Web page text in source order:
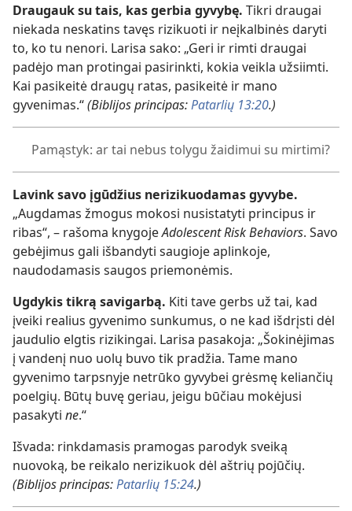
Draugauk su tais, kas gerbia gyvybę. Tikri draugai
niekada neskatins tavęs rizikuoti ir neįkalbinės daryti
to, ko tu nenori. Larisa sako: „Geri ir rimti draugai
padėjo man protingai pasirinkti, kokia veikla užsiimti.
Kai pasikeitė draugų ratas, pasikeitė ir mano
gyvenimas.“(Biblijos principas:Patarlių 13:20.)
Pamąstyk: ar tai nebus tolygu žaidimui su mirtimi?
Lavink savo įgūdžius nerizikuodamas gyvybe.
„Augdamas žmogus mokosi nusistatyti principus ir
ribas“, – rašoma knygojeAdolescent Risk Behaviors. Savo
gebėjimus gali išbandyti saugioje aplinkoje,
naudodamasis saugos priemonėmis.
Ugdykis tikrą savigarbą. Kiti tave gerbs už tai, kad
įveiki realius gyvenimo sunkumus, o ne kad išdrįsti dėl
jaudulio elgtis rizikingai. Larisa pasakoja: „Šokinėjimas
į vandenį nuo uolų buvo tik pradžia. Tame mano
gyvenimo tarpsnyje netrūko gyvybei grėsmę keliančių
poelgių. Būtų buvę geriau, jeigu būčiau mokėjusi
pasakyti ne.“
Išvada: rinkdamasis pramogas parodyk sveiką
nuovoką, be reikalo nerizikuok dėl aštrių pojūčių.
(Biblijos principas:Patarlių 15:24.)